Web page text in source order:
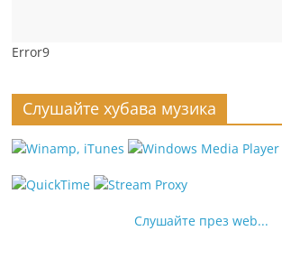
Error9
Слушайте хубава музика
Слушайте през web...